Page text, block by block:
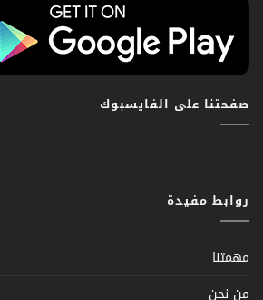
صفحتنا على الفايسبوك
روابط مفيدة
مهمتنا
من نحن